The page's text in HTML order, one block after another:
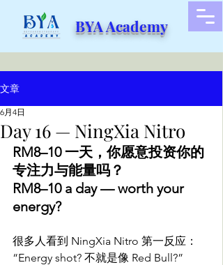
BYA Academy
文章
Day 16 — NingXia Nitro
6月4日
RM8–10 一天，你愿意投资你的
专注力与能量吗？
RM8–10 a day — worth your
energy?
很多人看到 NingXia Nitro 第一反应：
“Energy shot? 不就是像 Red Bull?”